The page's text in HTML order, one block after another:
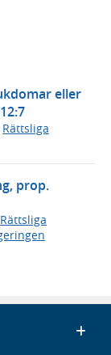
eller
Rättsliga
prop.
Rättsliga